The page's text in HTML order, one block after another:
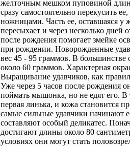
желточным мешком пуповиной
сразу самостоятельно перекусить
ножницами. Часть ее, оставшаяся у
пересыхает и через несколько дней
после рождения помогает змейке
при рождении. Новорожденные
вес 45 - 95 граммов. В большинстве
около 60 граммов. Характерная
Выращивание удавчиков, как
Уже через 5 часов после рождения
поймать мышонка, но не едят его. В
первая линька, и кожа становится
самые сильные удавчики начинают
составляют особый деликатес.
достигают длины около 80
условиях они могут стать